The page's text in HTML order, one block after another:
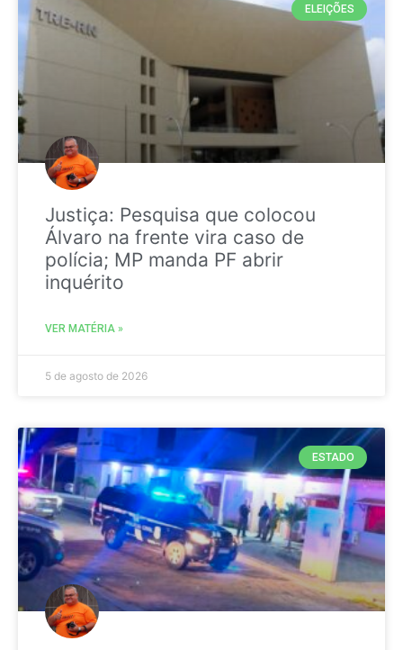
ELEIÇÕES
Justiça: Pesquisa que colocou
Álvaro na frente vira caso de
polícia; MP manda PF abrir
inquérito
VER MATÉRIA »
5 de agosto de 2026
ESTADO